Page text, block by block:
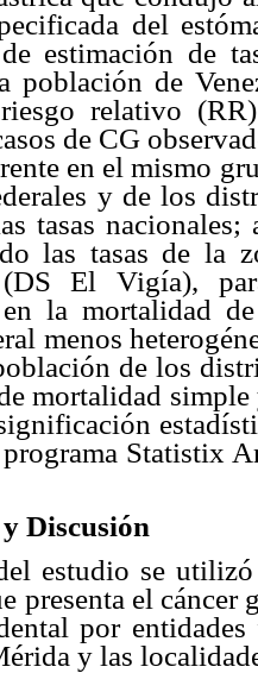
del
de estimación de
población de
relativo
de CG
en el mismo
y de los
tasas
las tasas de la
(DS El Vigía),
en la mortalidad
menos
de los
mortalidad
Statistix
Discusión
estudio se
presenta el cáncer
por
y las